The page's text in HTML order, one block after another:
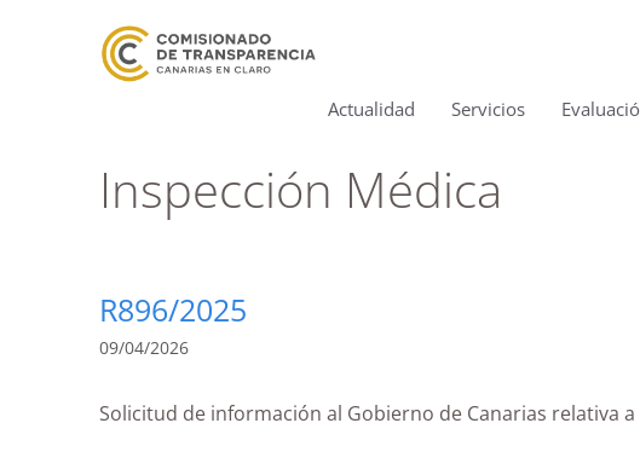
Actualidad Servicios
Inspección Médica
R896/2025
09/04/2026
Solicitud de información al Gobierno de Canarias relativa